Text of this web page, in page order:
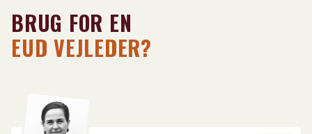
BRUG FOR EN
EUD VEJLEDER?